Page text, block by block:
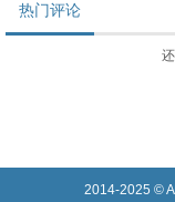
热门评论
2014-2025 ©